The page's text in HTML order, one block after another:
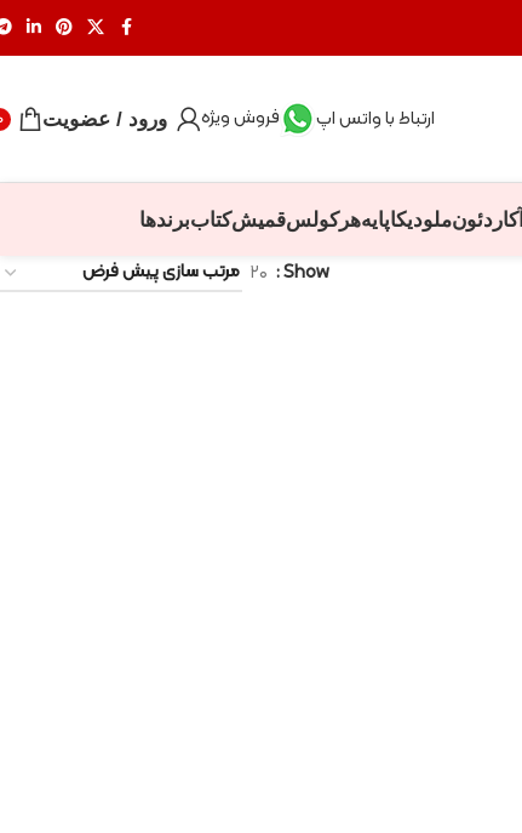
ارتباط با واتس اپ فروش ویژه ورود / عضویت
آکاردئونملودیکاپایههرکولسقمیشکتاببرندها
Show ۲۰